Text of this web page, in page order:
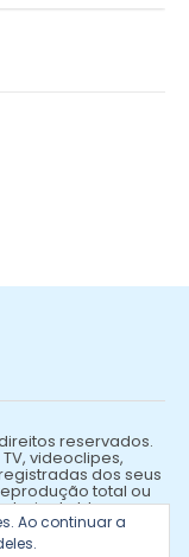
reservados.
videoclipes,
dos seus
total ou
do blog.
Ao continuar a